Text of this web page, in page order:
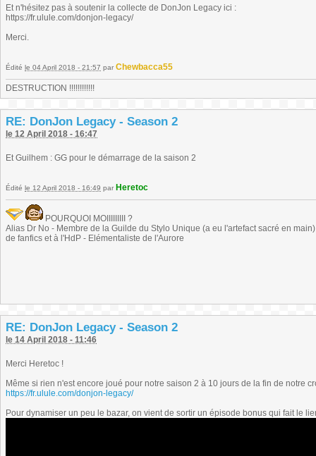
Et n'hésitez pas à soutenir la collecte de DonJon Legacy ici :
https://fr.ulule.com/donjon-legacy/
Merci.
Édité le 04 April 2018 - 21:57 par Chewbacca55
DESTRUCTION !!!!!!!!!!!!
RE: DonJon Legacy - Season 2
le 12 April 2018 - 16:47
Et Guilhem : GG pour le démarrage de la saison 2
Édité le 12 April 2018 - 16:49 par Heretoc
POURQUOI MOIIIIIIIII ?
Alias Dr No - Membre de la Guilde du Stylo Unique (a eu l'artefact sacré en
de fanfics et à l'HdP - Elémentaliste de l'Aurore
RE: DonJon Legacy - Season 2
le 14 April 2018 - 11:46
Merci Heretoc !
Même si rien n'est encore joué pour notre saison 2 à 10 jours de la fin de notre
https://fr.ulule.com/donjon-legacy/
Pour dynamiser un peu le bazar, on vient de sortir un épisode bonus qui fait le